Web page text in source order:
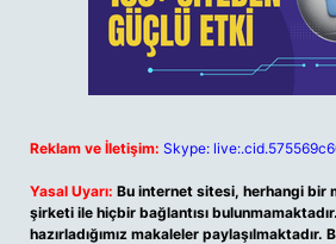
Reklam ve İletişim: Skype:
Yasal Uyarı: Bu internet sitesi, herhangi bir
şirketi ile hiçbir bağlantısı
hazırladığımız makaleler